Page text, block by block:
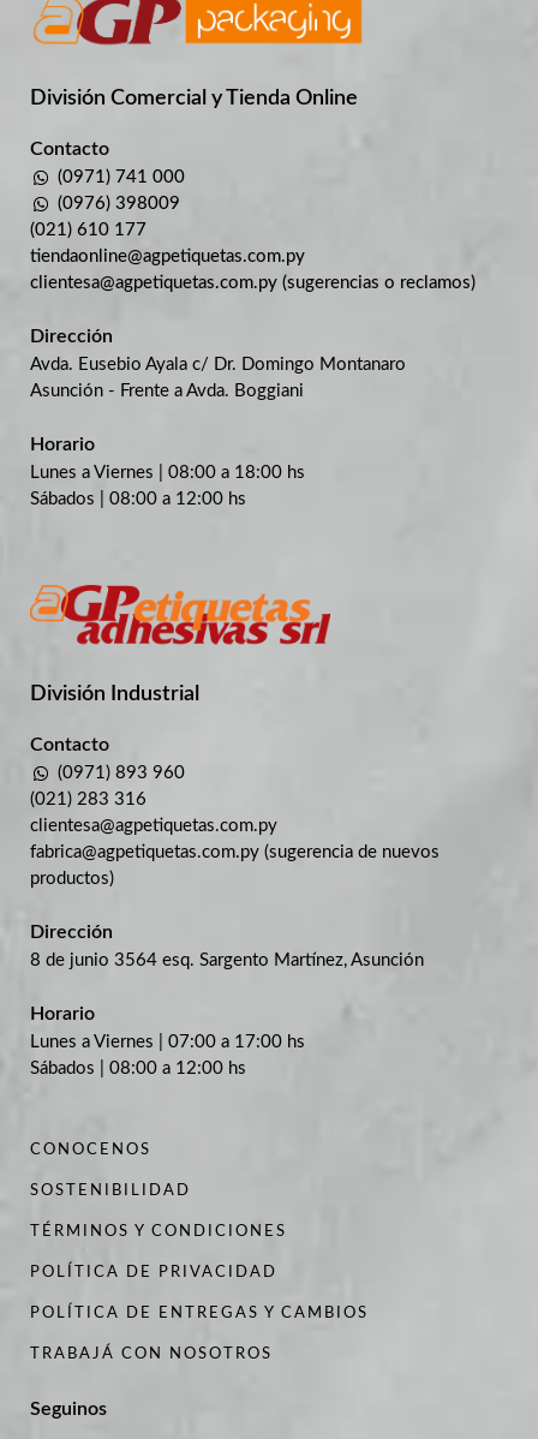
División Comercial​ y Tienda Online
Contacto
(0971) 741 000
(0976) 398009
(021) 610 177
tiendaonline@agpetiquetas.com.py
clientesa@agpetiquetas.com.py (sugerencias o reclamos)
Dirección
Avda. Eusebio Ayala c/ Dr. Domingo Montanaro
Asunción - Frente a Avda. Boggiani
Horario
Lunes a Viernes | 08:00 a 18:00 hs
Sábados | 08:00 a 12:00 hs
División Industrial​
Contacto
(0971) 893 960
(021) 283 316
clientesa@agpetiquetas.com.py
fabrica@agpetiquetas.com.py (sugerencia de nuevos
productos)
Dirección
8 de junio 3564 esq. Sargento Martínez, Asunción
Horario
Lunes a Viernes | 07:00 a 17:00 hs
Sábados | 08:00 a 12:00 hs
CONOCENOS
SOSTENIBILIDAD
TÉRMINOS Y CONDICIONES
POLÍTICA DE PRIVACIDAD
POLÍTICA DE ENTREGAS Y CAMBIOS
TRABAJÁ CON NOSOTROS
Seguinos